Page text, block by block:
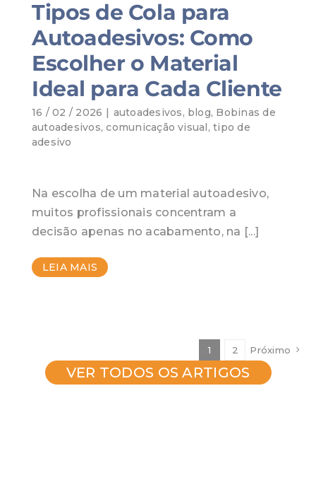
Tipos de Cola para
Autoadesivos: Como
Escolher o Material
Ideal para Cada Cliente
16 / 02 / 2026 autoadesivos, blog, Bobinas de
autoadesivos,comunicação visual ,tipo de
adesivo
Na escolha de um material autoadesivo,
muitos profissionais concentram a
decisão apenas no acabamento, na [...]
LEIA MAIS
1 2 Próximo
VER TODOS OS ARTIGOS